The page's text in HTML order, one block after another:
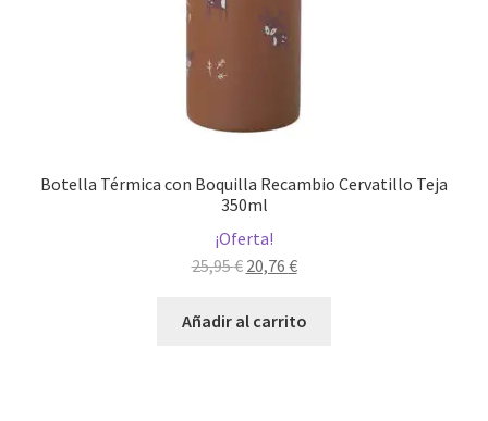
Botella Térmica con Boquilla Recambio Cervatillo Teja
350ml
¡Oferta!
25,95€ El
original
20,76 €El
actual
Añadir al carrito